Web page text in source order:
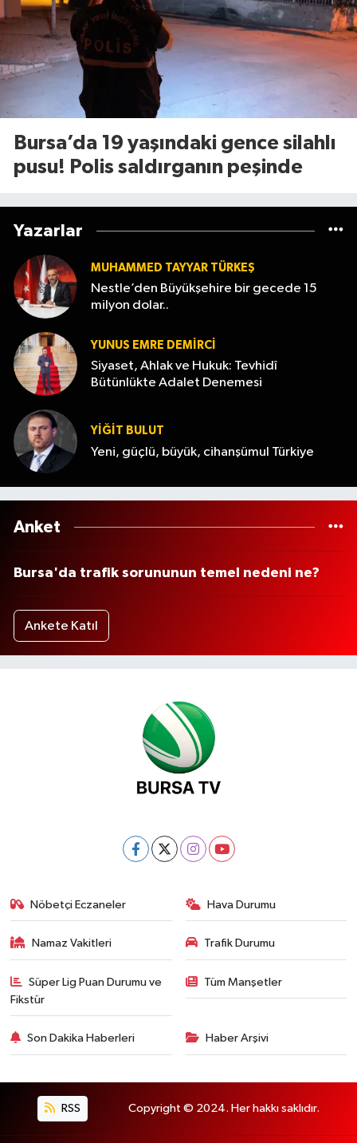
Bursa’da 19 yaşındaki gence silahlı
pusu! Polis saldırganın peşinde
Yazarlar
MUHAMMED TAYYAR TÜRKEŞ
Nestle’den Büyükşehire bir gecede 15
milyon dolar..
YUNUS EMRE DEMIRCI
Siyaset, Ahlak ve Hukuk: Tevhidî
Bütünlükte Adalet Denemesi
YİĞİT BULUT
Yeni, güçlü, büyük, cihanşümul Türkiye
Anket
Bursa'da trafik sorununun temel nedeni ne?
Ankete Katıl
Nöbetçi Eczaneler Hava Durumu
Namaz Vakitleri Trafik Durumu
Süper Lig Puan Durumu ve
Fikstür
Tüm Manşetler
Son Dakika Haberleri Haber Arşivi
RSS Copyright © 2024. Her hakkı saklıdır.